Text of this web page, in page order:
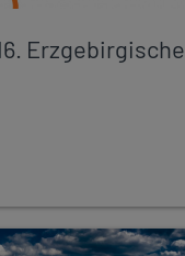
Erzgebirgische